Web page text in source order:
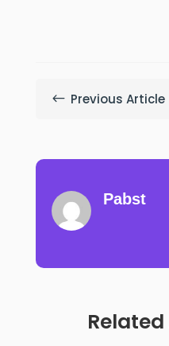
# Previous Article
Pabst